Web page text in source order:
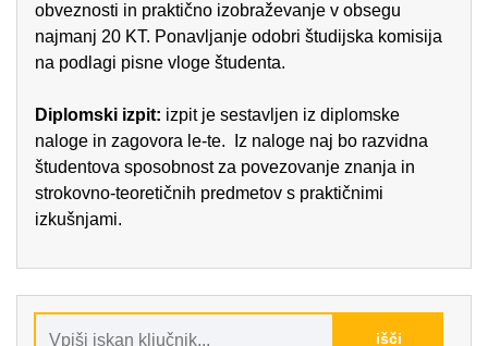
obveznosti in praktično izobraževanje v obsegu
najmanj 20 KT. Ponavljanje odobri študijska komisija
na podlagi pisne vloge študenta.
Diplomski izpit: izpit je sestavljen iz diplomske
naloge in zagovora le-te. Iz naloge naj bo razvidna
študentova sposobnost za povezovanje znanja in
strokovno-teoretičnih predmetov s praktičnimi
izkušnjami.